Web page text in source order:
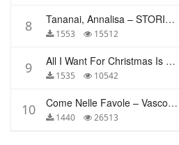
8 Tananai, Annalisa – STORIE BREVI
1553 15512
9 All I Want For Christmas Is You – Mariah Carey
1535 10542
10 Come Nelle Favole – Vasco Rossi
1440 26513